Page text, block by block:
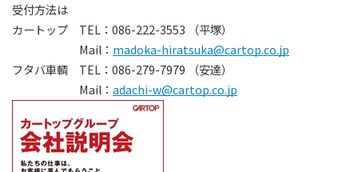
受付方法は
カートップ TEL：086-222-3553 （平塚）
Mail： madoka-hiratsuka@cartop.co.jp
フタバ車輌 TEL：086-279-7979 （安達）
Mail： adachi-w@cartop.co.jp